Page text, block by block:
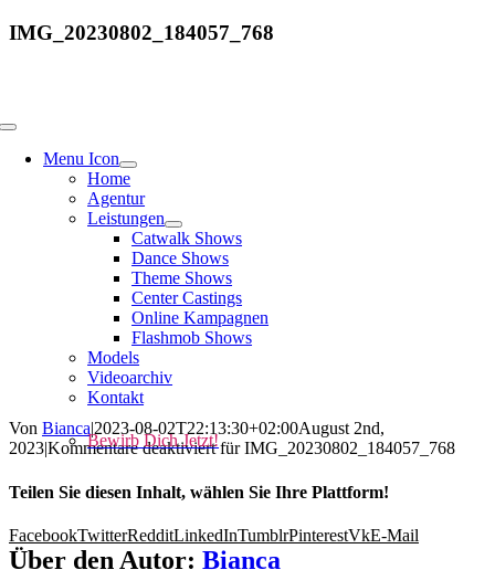
Menu Icon
Home
Agentur
Leistungen
Catwalk Shows
Dance Shows
Theme Shows
Center Castings
Online Kampagnen
Flashmob Shows
Models
Videoarchiv
Kontakt
Bewirb Dich Jetzt!
IMG_20230802_184057_768
Von Bianca|2023-08-02T22:13:30+02:00August 2nd,
2023|Kommentare deaktiviertfür IMG_20230802_184057_768
Teilen Sie diesen Inhalt, wählen Sie Ihre Plattform!
FacebookTwitterRedditLinkedInTumblrPinterestVkE-Mail
Über den Autor: Bianca